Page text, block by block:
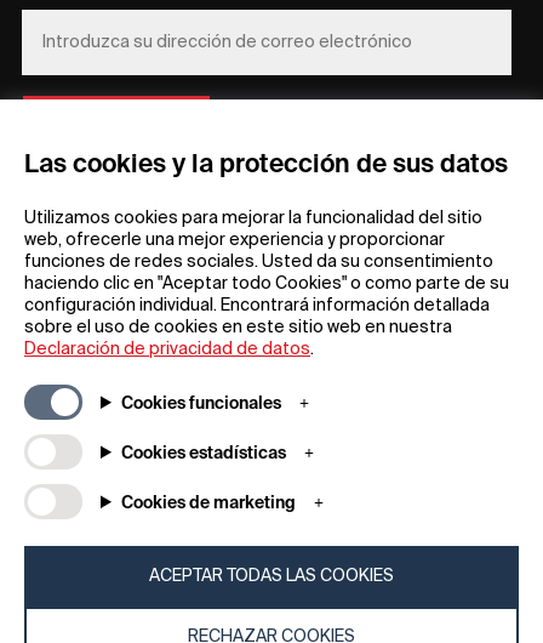
Las cookies y la protección de sus datos
Utilizamos cookies para mejorar la funcionalidad del sitio
web, ofrecerle una mejor experiencia y proporcionar
funciones de redes sociales. Usted da su consentimiento
haciendo clic en "Aceptar todo Cookies" o como parte de su
configuración individual. Encontrará información detallada
sobre el uso de cookies en este sitio web en nuestra
Declaración de privacidad de datos.
Cookies funcionales
Cookies estadísticas
Cookies de marketing
RECHAZAR COOKIES
ACEPTAR TODAS LAS COOKIES
Información general
Preguntas frecuentes
Condiciones generales
Términos de la rifa
Aviso legal
Declaración de
protección de datos
Política de cookies
Empresa
my iF
comunicados de
Aplicación iF Design
Póngase en contacto